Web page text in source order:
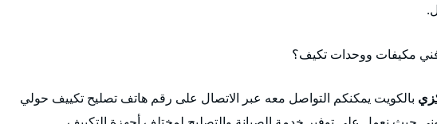
مكيفات ووحدات تكيف؟
بالكويت يمكنكم التواصل معه عبر الاتصال على رقم هاتف تصليح تكييف حولي